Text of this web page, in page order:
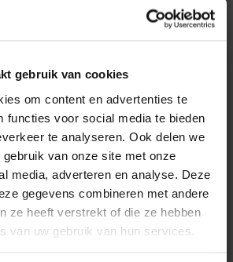
gebruik van cookies
om content en advertenties te
functies voor social media te bieden
te analyseren. Ook delen we
van onze site met onze
media, adverteren en analyse. Deze
gegevens combineren met andere
ze heeft verstrekt of die ze hebben
van uw gebruik van hun services.